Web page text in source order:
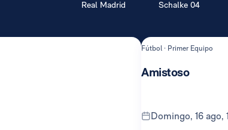
Real Madrid Schalke 04
Fútbol · Primer Equipo
Amistoso
domingo, 16 ago,